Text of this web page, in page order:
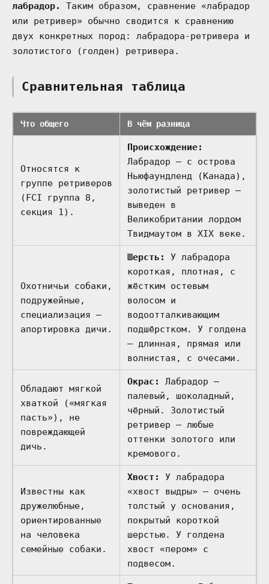
лабрадор.
Таким образом, сравнение «лабрадор
или ретривер» обычно сводится к сравнению
двух конкретных пород: лабрадора-ретривера и
золотистого (голден) ретривера.
Сравнительная таблица
Что общего В чём разница
Относятся к
группе ретриверов
(FCI группа 8,
секция 1).
Происхождение:
Лабрадор — с острова
Ньюфаундленд (Канада),
золотистый ретривер —
выведен в
Великобритании лордом
Твидмаутом в XIX веке.
Охотничьи собаки,
подружейные,
специализация —
апортировка дичи.
Шерсть:
У лабрадора
короткая, плотная, с
жёстким остевым
волосом и
водоотталкивающим
подшёрстком. У голдена
— длинная, прямая или
волнистая, с очесами.
Обладают мягкой
хваткой («мягкая
пасть»), не
повреждающей
дичь.
Окрас:
Лабрадор —
палевый, шоколадный,
чёрный. Золотистый
ретривер — любые
оттенки золотого или
кремового.
Известны как
дружелюбные,
ориентированные
на человека
семейные собаки.
Хвост:
У лабрадора
«хвост выдры» — очень
толстый у основания,
покрытый короткой
шерстью. У голдена
хвост «пером» с
подвесом.